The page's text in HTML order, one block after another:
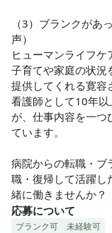
（3）ブランクがあ
声）
ヒューマンライフケ
子育てや家庭の状況
提供してくれる寛容
看護師として10年
が、仕事内容を一つ
ています。
病院からの転職・ブ
職・復帰して活躍し
緒に働きませんか？
応募について
ブランク可 未経験可